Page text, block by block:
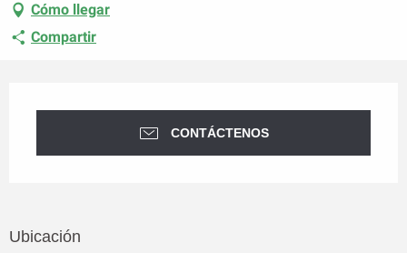
Cómo llegar
Compartir
CONTÁCTENOS
Ubicación